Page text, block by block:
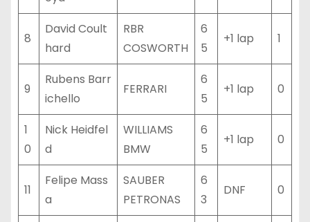
8
David Coult
hard
RBR
COSWORTH
6
5
+1 lap 1
9
Rubens Barr
ichello
FERRARI
6
5
+1 lap 0
1
0
Nick Heidfel
d
WILLIAMS
BMW
6
5
+1 lap 0
11
Felipe Mass
a
SAUBER
PETRONAS
6
3
DNF 0